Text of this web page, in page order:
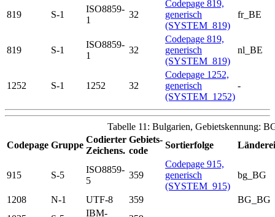
819 S-1
ISO8859-
1
32
Codepage 819,
generisch
(SYSTEM_819)
fr_BE
819 S-1
ISO8859-
1
32
Codepage 819,
generisch
(SYSTEM_819)
nl_BE
1252 S-1 1252 32
Codepage 1252,
generisch
(SYSTEM_1252)
-
Tabelle 11: Bulgarien, Gebietskennung:
Codepage Gruppe
Codierter
Zeichens.
Gebiets-
code
Sortierfolge
915 S-5
ISO8859-
5
359
Codepage 915,
generisch
(SYSTEM_915)
bg_BG
1208 N-1 UTF-8 359
BG_BG
IBM-